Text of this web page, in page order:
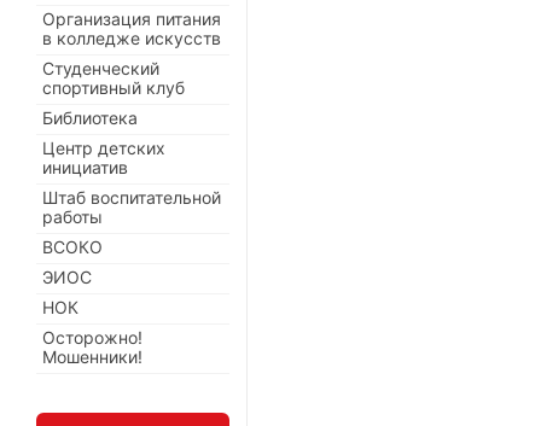
Организация питания
в колледже искусств
Студенческий
спортивный клуб
Библиотека
Центр детских
инициатив
Штаб воспитательной
работы
ВСОКО
ЭИОС
НОК
Осторожно!
Мошенники!